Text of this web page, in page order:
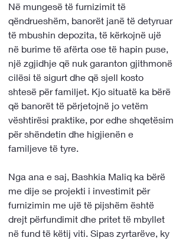
Në mungesë të furnizimit të
qëndrueshëm, banorët janë të detyruar
të mbushin depozita, të kërkojnë ujë
në burime të afërta ose të hapin puse,
një zgjidhje që nuk garanton gjithmonë
cilësi të sigurt dhe që sjell kosto
shtesë për familjet. Kjo situatë ka bërë
që banorët të përjetojnë jo vetëm
vështirësi praktike, por edhe shqetësim
për shëndetin dhe higjienën e
familjeve të tyre.
Nga ana e saj, Bashkia Maliq ka bërë
me dije se projekti i investimit për
furnizimin me ujë të pijshëm është
drejt përfundimit dhe pritet të mbyllet
në fund të këtij viti. Sipas zyrtarëve, ky